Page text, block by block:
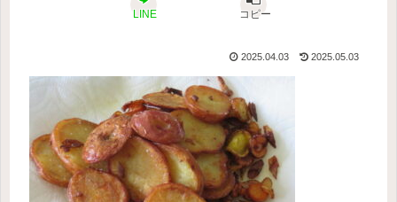
LINE コピー
2025.04.03 2025.05.03